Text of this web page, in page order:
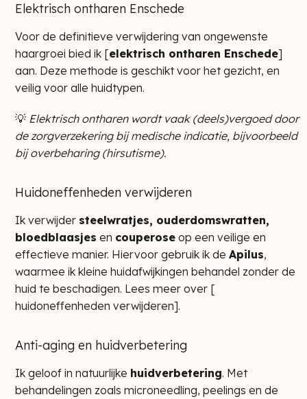
Elektrisch ontharen Enschede
Voor de definitieve verwijdering van ongewenste
haargroei bied ik [elektrisch ontharen Enschede]
aan. Deze methode is geschikt voor het gezicht, en
veilig voor alle huidtypen.
💡 Elektrisch ontharen wordt vaak (deels)vergoed door
de zorgverzekering bij medische indicatie, bijvoorbeeld
bij overbeharing (hirsutisme).
Huidoneffenheden verwijderen
Ik verwijder steelwratjes, ouderdomswratten,
bloedblaasjes en couperose op een veilige en
effectieve manier. Hiervoor gebruik ik de Apilus,
waarmee ik kleine huidafwijkingen behandel zonder de
huid te beschadigen. Lees meer over [
huidoneffenheden verwijderen].
Anti-aging en huidverbetering
Ik geloof in natuurlijke huidverbetering. Met
behandelingen zoals microneedling, peelings en de